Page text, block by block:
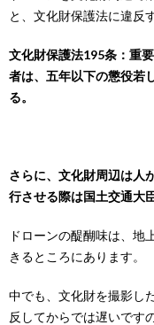
と、文化財保護法に違反
文化財保護法195条：重
者は、五年以下の懲役若
る。
さらに、文化財周辺は人
行させる際は国土交通大
ドローンの醍醐味は、地
きるところにあります。
中でも、文化財を撮影し
反してからでは遅いです